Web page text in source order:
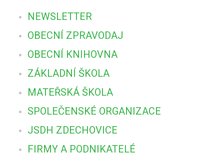
NEWSLETTER
OBECNÍ ZPRAVODAJ
OBECNÍ KNIHOVNA
ZÁKLADNÍ ŠKOLA
MATEŘSKÁ ŠKOLA
SPOLEČENSKÉ ORGANIZACE
JSDH ZDECHOVICE
FIRMY A PODNIKATELÉ